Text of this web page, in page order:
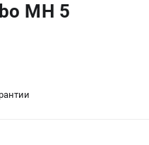
MH 5